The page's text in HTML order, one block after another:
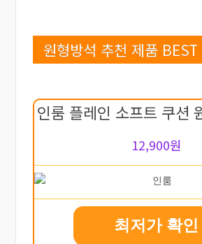
원형방석 추천 제품
인룸 플레인 소프트 쿠션
12,900원
최저가 확인